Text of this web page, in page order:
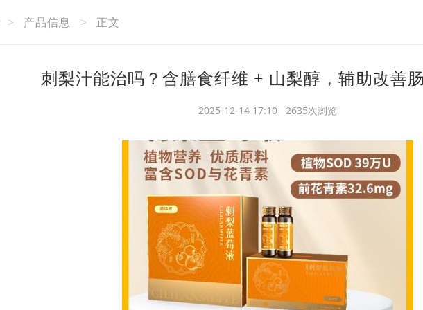
> 产品信息 > 正文
刺梨汁能治吗？含膳食纤维 + 山梨醇，辅助改善
2025-12-14 17:10 2635次浏览